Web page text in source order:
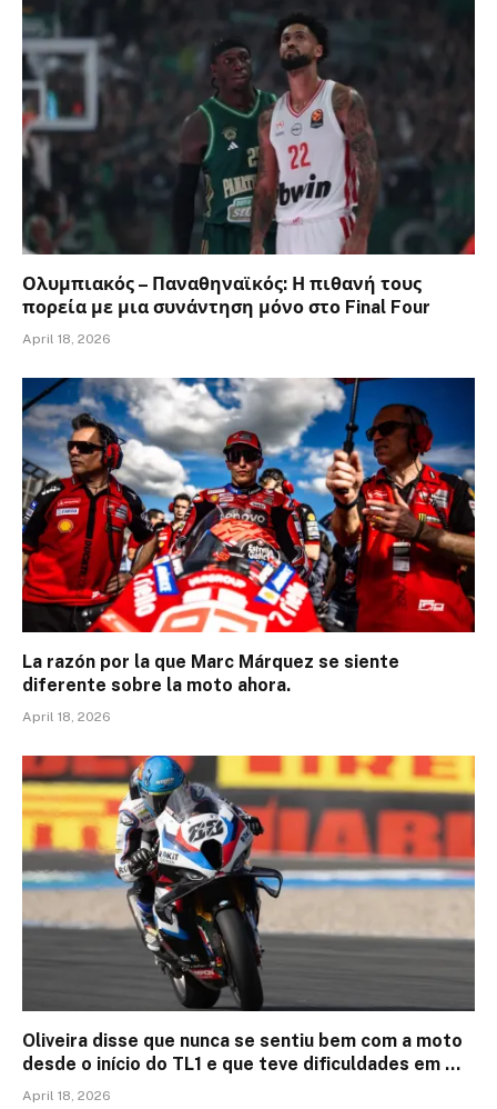
Ολυμπιακός – Παναθηναϊκός: Η πιθανή τους
πορεία με μια συνάντηση μόνο στο Final Four
April 18, 2026
La razón por la que Marc Márquez se siente
diferente sobre la moto ahora.
April 18, 2026
Oliveira disse que nunca se sentiu bem com a moto
desde o início do TL1 e que teve dificuldades em …
April 18, 2026